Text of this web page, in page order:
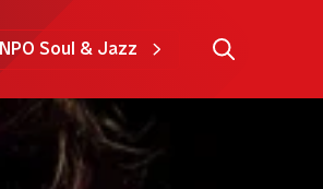
NPO Soul & Jazz